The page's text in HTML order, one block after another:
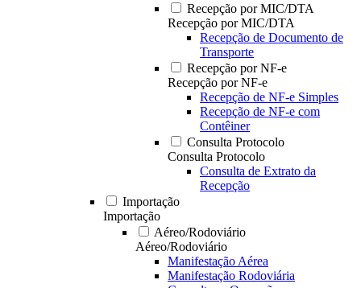
Recepção por MIC/DTA
Recepção por MIC/DTA
Recepção de Documento de
Transporte
Recepção por NF-e
Recepção por NF-e
Recepção de NF-e Simples
Recepção de NF-e com
Contêiner
Consulta Protocolo
Consulta Protocolo
Consulta de Extrato da
Recepção
Importação
Importação
Aéreo/Rodoviário
Aéreo/Rodoviário
Manifestação Aérea
Manifestação Rodoviária